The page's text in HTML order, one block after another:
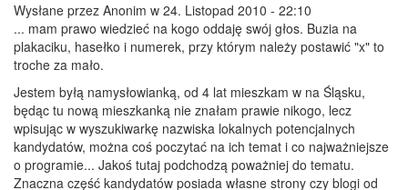
Wysłane przez Anonim w 24. Listopad 2010 - 22:10
... mam prawo wiedzieć na kogo oddaję swój głos. Buzia na
plakaciku, hasełko i numerek, przy którym należy postawić "x" to
troche za mało.
Jestem byłą namysłowianką, od 4 lat mieszkam w na Śląsku,
będąc tu nową mieszkanką nie znałam prawie nikogo, lecz
wpisując w wyszukiwarkę nazwiska lokalnych potencjalnych
kandydatów, można coś poczytać na ich temat i co najważniejsze
o programie... Jakoś tutaj podchodzą poważniej do tematu.
Znaczna część kandydatów posiada własne strony czy blogi od